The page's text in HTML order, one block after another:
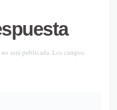
será publicada. Los campos